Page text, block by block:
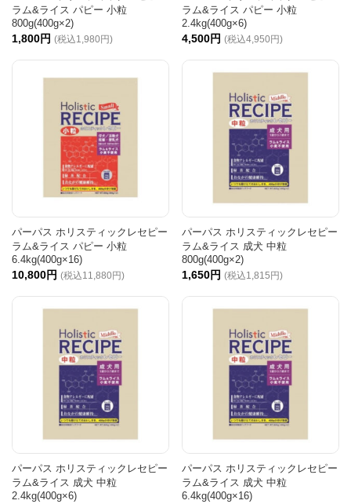
ラム&ライス パピー 小粒
800g(400g×2)
1,800円 (税込1,980円)
ラム&ライス パピー 小粒
2.4kg(400g×6)
4,500円 (税込4,950円)
パーパス ホリスティックレセピー
ラム&ライス パピー 小粒
6.4kg(400g×16)
10,800円 (税込11,880円)
パーパス ホリスティックレセピー
ラム&ライス 成犬 中粒
800g(400g×2)
1,650円 (税込1,815円)
パーパス ホリスティックレセピー
ラム&ライス 成犬 中粒
2.4kg(400g×6)
パーパス ホリスティックレセピー
ラム&ライス 成犬 中粒
6.4kg(400g×16)